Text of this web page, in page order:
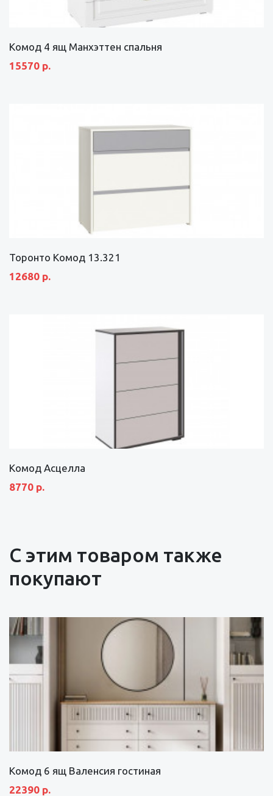
Комод 4 ящ Манхэттен спальня
15570 р.
Торонто Комод 13.321
12680 р.
Комод Асцелла
8770 р.
С этим товаром также
покупают
Комод 6 ящ Валенсия гостиная
22390 р.